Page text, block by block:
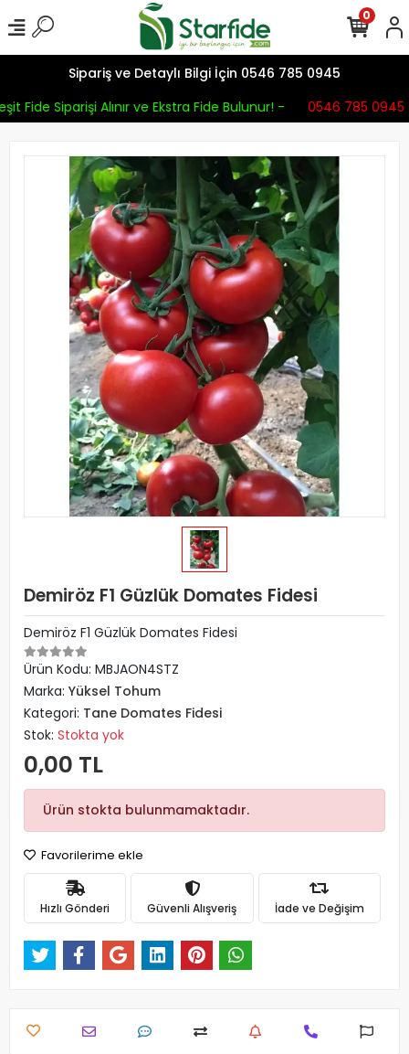
Sipariş ve Detaylı Bilgi İçin 0546 785 0945
Fide Siparişi Alınır ve Ekstra Fide Bulunur! -
0546 785 0945
0
Demiröz F1 Güzlük Domates Fidesi
Demiröz F1 Güzlük Domates Fidesi
Ürün Kodu: MBJAON4STZ
Marka: Yüksel Tohum
Kategori: Tane Domates Fidesi
Stok: Stokta yok
0,00 TL
Ürün stokta bulunmamaktadır.
Favorilerime ekle
Hızlı Gönderi Güvenli Alışveriş İade ve Değişim